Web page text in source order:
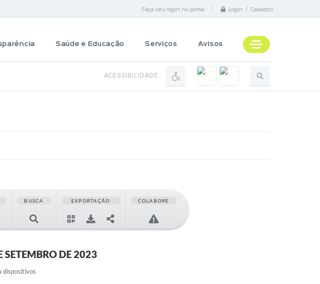
Faça seu login no portal Login / Cadastro
Saúde e Educação Serviços Avisos
ACESSIBILIDADE
BUSCA EXPORTAÇÃO COLABORE
SETEMBRO DE 2023
dispositivos